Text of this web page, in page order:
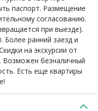
паспорт. Размещение
согласованию.
при выезде).
Более ранний заезд и
на экскурсии от
Возможен безналичный
Есть еще квартиры